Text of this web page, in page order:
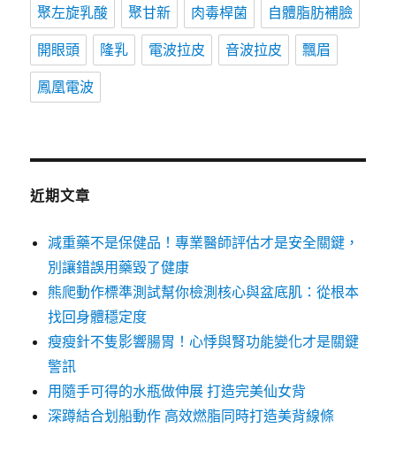
聚左旋乳酸 聚甘新 肉毒桿菌 自體脂肪補臉
開眼頭 隆乳 電波拉皮 音波拉皮 飄眉
鳳凰電波
近期文章
減重藥不是保健品！專業醫師評估才是安全關鍵，
別讓錯誤用藥毀了健康
熊爬動作標準測試幫你檢測核心與盆底肌：從根本
找回身體穩定度
瘦瘦針不隻影響腸胃！心悸與腎功能變化才是關鍵
警訊
用隨手可得的水瓶做伸展 打造完美仙女背
深蹲結合划船動作 高效燃脂同時打造美背線條